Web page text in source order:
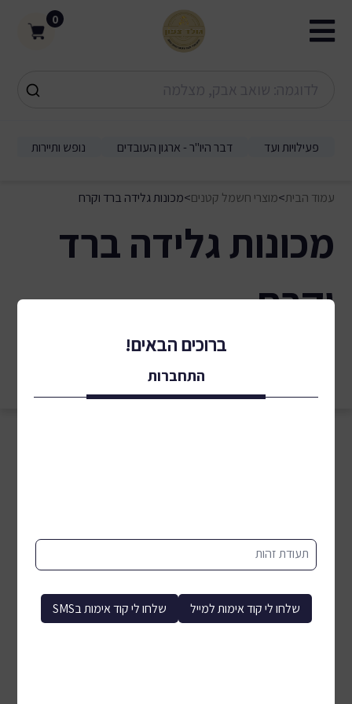
0
נופש ותיירות פעילויות ועד דבר היו"ר - ארגון העובדים
ברוכים הבאים!
התחברות
תעודת זהות
שלחו לי קוד אימות בSMS שלחו לי קוד אימות למייל
עמוד הבית>מוצרי חשמל קטנים>מכונות גלידה ברד וקרח
מכונות גלידה ברד
וקרח
מיון לפי: